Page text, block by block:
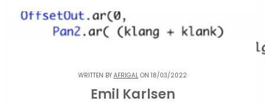
WRITTEN BY AFRIGAL ON 18/03/2022
Emil Karlsen